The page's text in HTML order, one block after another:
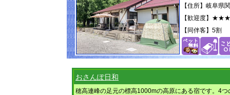
【住所】岐阜県
【歓迎度】
【同伴客】 5割
おさんぽ日和
穂高連峰の足元の標高1000mの高原にある宿です。4